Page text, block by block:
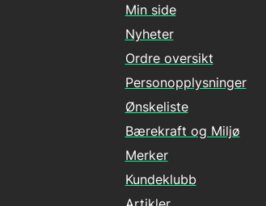
Min side
Nyheter
Ordre oversikt
Personopplysninger
Ønskeliste
Bærekraft og Miljø
Merker
Kundeklubb